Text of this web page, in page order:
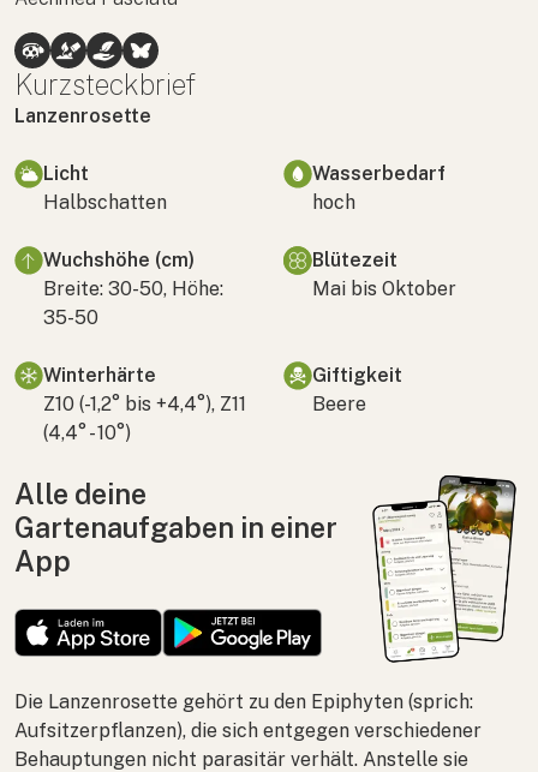
Kurzsteckbrief
Lanzenrosette
Licht
Halbschatten
Wasserbedarf
hoch
Wuchshöhe (cm)
Breite: 30-50, Höhe:
35-50
Blütezeit
Mai bis Oktober
Winterhärte
Z10 (-1,2° bis +4,4°), Z11
(4,4° - 10°)
Giftigkeit
Beere
Alle deine
Gartenaufgaben in einer
App
Die Lanzenrosette gehört zu den Epiphyten (sprich:
Aufsitzerpflanzen), die sich entgegen verschiedener
Behauptungen nicht parasitär verhält. Anstelle sie